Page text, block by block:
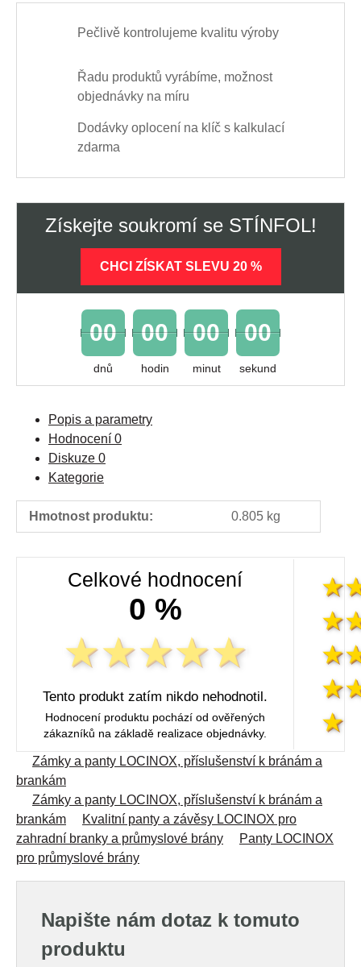
Pečlivě kontrolujeme kvalitu výroby
Řadu produktů vyrábíme, možnost
objednávky na míru
Dodávky oplocení na klíč s kalkulací
zdarma
Získejte soukromí se STÍNFOL!
CHCI ZÍSKAT SLEVU 20 %
00
dnů
00
hodin
00
minut
00
sekund
Popis a parametry
Hodnocení 0
Diskuze 0
Kategorie
Hmotnost produktu: 0.805 kg
Celkové hodnocení
0 %
Tento produkt zatím nikdo nehodnotil.
Hodnocení produktu pochází od ověřených
zákazníků na základě realizace objednávky.
Zámky a panty LOCINOX, příslušenství k bránám a
brankám
Zámky a panty LOCINOX, příslušenství k bránám a
brankám
Kvalitní panty a závěsy LOCINOX pro
zahradní branky a průmyslové brány
Panty LOCINOX
pro průmyslové brány
Napište nám dotaz k tomuto
produktu